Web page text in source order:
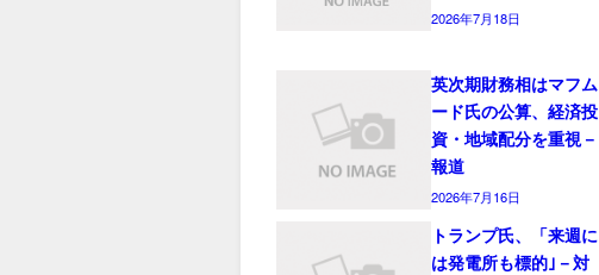
2026年7月18日
英次期財務相はマフム
ード氏の公算、経済投
資・地域配分を重視－
報道
2026年7月16日
トランプ氏、「来週に
は発電所も標的｣－対